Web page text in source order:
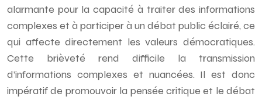
alarmante pour la capacité à traiter des informations
complexes et à participer à un débat public éclairé, ce
qui affecte directement les valeurs démocratiques.
Cette brièveté rend difficile la transmission
d’informations complexes et nuancées. Il est donc
impératif de promouvoir la pensée critique et le débat